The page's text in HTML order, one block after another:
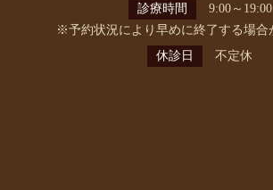
診療時間
9:00～19:00
※予約状況により早めに終了する場合
休診日
不定休